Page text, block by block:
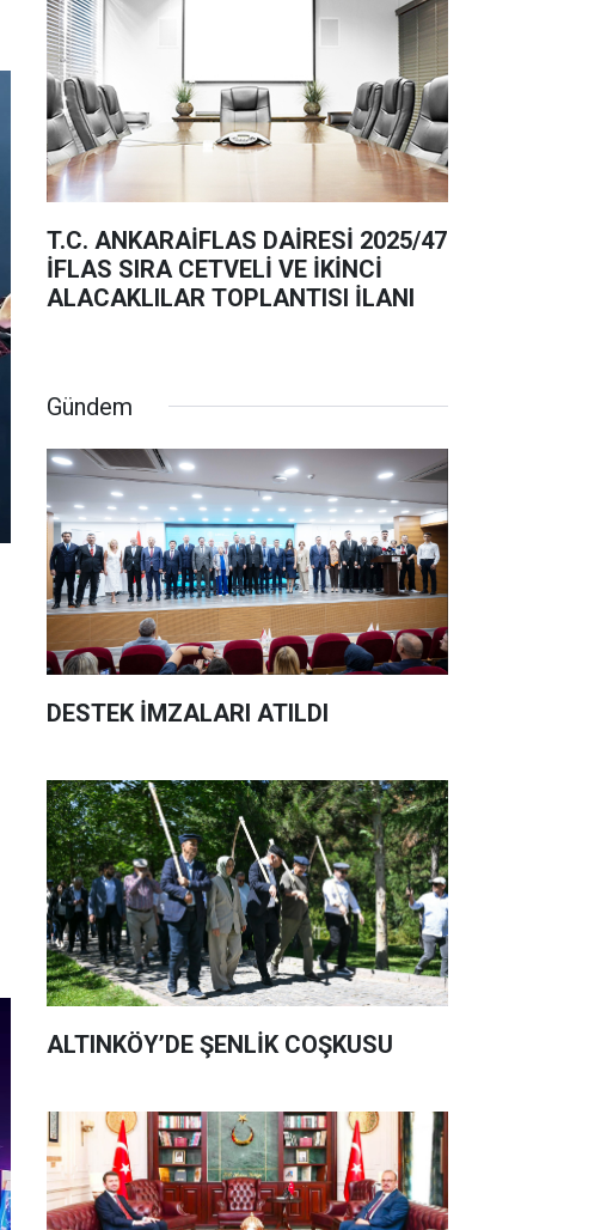
T.C. ANKARAİFLAS DAİRESİ 2025/47
İFLAS SIRA CETVELİ VE İKİNCİ
ALACAKLILAR TOPLANTISI İLANI
Gündem
DESTEK İMZALARI ATILDI
ALTINKÖY’DE ŞENLİK COŞKUSU